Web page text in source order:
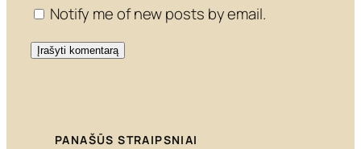
Notify me of new posts by email.
PANAŠŪS STRAIPSNIAI